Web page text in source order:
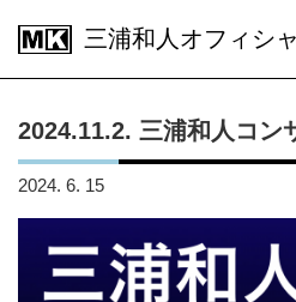
三浦和人オフィシ
2024.11.2. 三浦和人コン
2024. 6. 15